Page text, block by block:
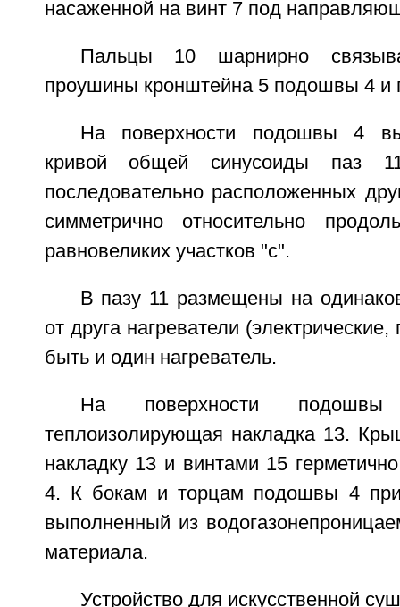
насаженной на винт 7 под
Пальцы 10 шарнирно
проушины кронштейна 5 подошвы 4 и
На поверхности подошвы 4
кривой общей синусоиды паз
последовательно расположенных
симметрично относительно
равновеликих участков "с".
В пазу 11 размещены на
от друга нагреватели
быть и один нагреватель.
На поверхности
теплоизолирующая накладка 13.
накладку 13 и винтами 15
4. К бокам и торцам подошвы 4
выполненный из
материала.
Устройство для искусственной